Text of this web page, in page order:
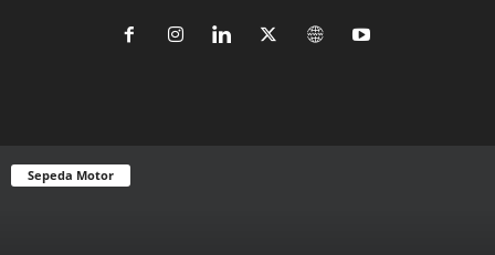
Sepeda Motor